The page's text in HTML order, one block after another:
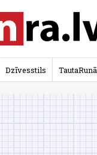
Dzīvesstils TautaRunā